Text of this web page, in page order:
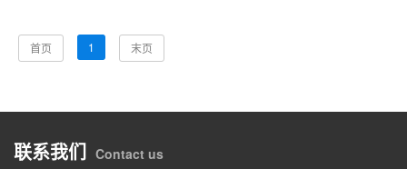
首页 1 末页
联系我们 Contact us